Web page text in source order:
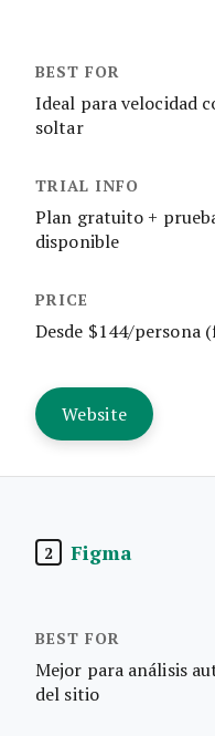
Ideal para velocidad
soltar
Plan gratuito +
disponible
Desde $144/persona
Website
2 Figma
Mejor para análisis
del sitio